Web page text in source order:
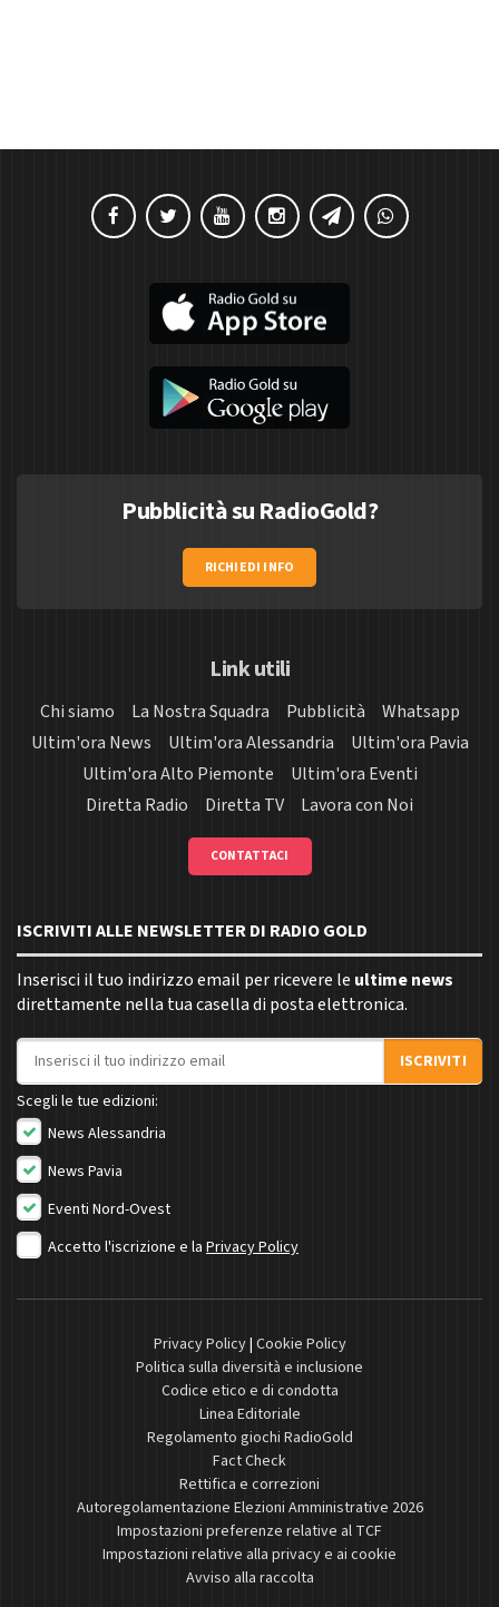
Pubblicità su RadioGold?
RICHIEDI INFO
Link utili
Chi siamo La Nostra Squadra Pubblicità
Whatsapp
Ultim'ora News
Ultim'ora Alessandria
Ultim'ora Pavia
Ultim'ora Alto Piemonte
Ultim'ora Eventi
Diretta Radio
Diretta TV Lavora con Noi
CONTATTACI
ISCRIVITI ALLE NEWSLETTER DI RADIO GOLD
Inserisci il tuo indirizzo email per ricevere le ultime news
direttamente nella tua casella di posta elettronica.
Indirizzo email
ISCRIVITI
Scegli le tue edizioni:
News Alessandria
News Pavia
Eventi Nord-Ovest
Accetto l'iscrizione e la Privacy Policy
Privacy Policy| Cookie Policy
Politica sulla diversità e inclusione
Codice etico e di condotta
Linea Editoriale
Regolamento giochi RadioGold
Fact Check
Rettifica e correzioni
Autoregolamentazione Elezioni Amministrative 2026
Impostazioni preferenze relative al TCF
Impostazioni relative alla privacy e ai cookie
Avviso alla raccolta